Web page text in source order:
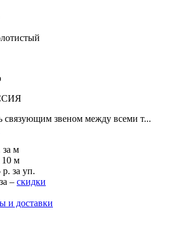
связующим звеном между всеми т...
за м
10 м
р. за уп.
– скидки
и доставки